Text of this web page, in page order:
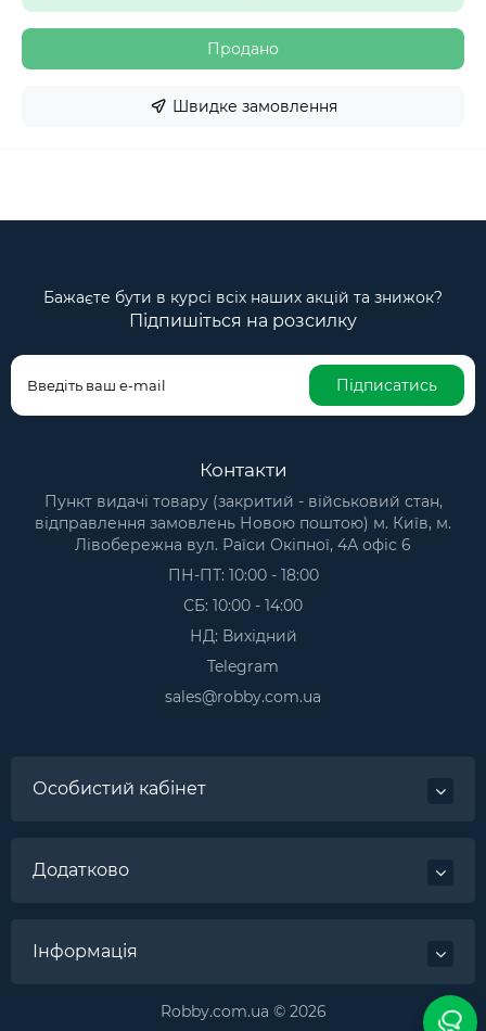
Продано
Швидке замовлення
Бажаєте бути в курсі всіх наших акцій та знижок?
Підпишіться на розсилку
Підписатись
Контакти
Пункт видачі товару (закритий - військовий стан,
відправлення замовлень Новою поштою) м. Київ, м.
Лівобережна вул. Раїси Окіпної, 4А офіс 6
ПН-ПТ: 10:00 - 18:00
СБ: 10:00 - 14:00
НД: Вихідний
Telegram
sales@robby.com.ua
Особистий кабінет
Додатково
Інформація
Robby.com.ua © 2026